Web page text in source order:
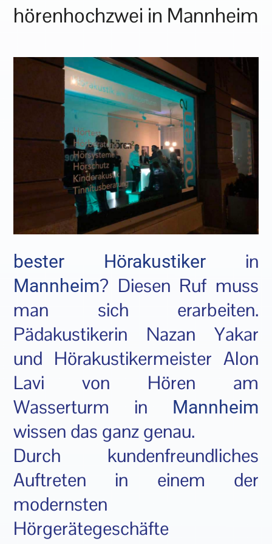
hörenhochzwei in Mannheim
bester Hörakustiker in
Mannheim? Diesen Ruf muss
man sich erarbeiten.
Pädakustikerin Nazan Yakar
und Hörakustikermeister Alon
Lavi von Hören am
Wasserturm in
Mannheim
wissen das ganz genau.
Durch kundenfreundliches
Auftreten in einem der
modernsten
Hörgerätegeschäfte